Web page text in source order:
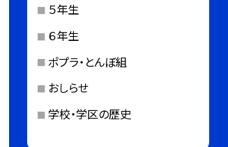
５年生
６年生
ポプラ・とんぼ組
おしらせ
学校・学区の歴史